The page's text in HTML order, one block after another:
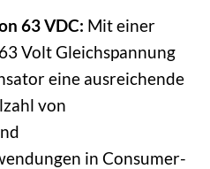
63 VDC: Mit einer
Volt Gleichspannung
eine ausreichende
von
in Consumer-